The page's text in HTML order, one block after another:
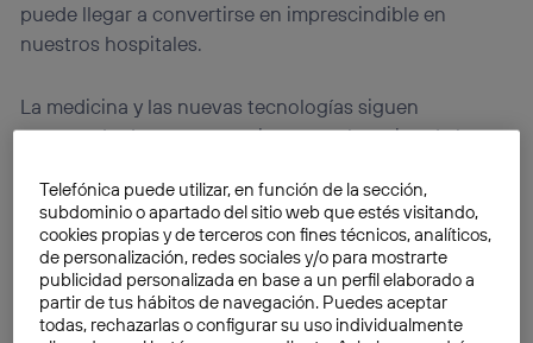
puede llegar a convertirse en imprescindible en
nuestros hospitales.
La medicina y las nuevas tecnologías siguen
avanzando de manera conjunta en el camino de la
del Fraunhofer Institute for Medical Image Computing
MEVIS, centro situado en Alemania, que han logrado
desarrollar una útil aplicación para cirugía.
Esta nuevaapppuede convertir a lastabletsen una
Telefónica puede utilizar, en función de la sección,
subdominio o apartado del sitio web que estés visitando,
cookies propias y de terceros con fines técnicos, analíticos,
de personalización, redes sociales y/o para mostrarte
publicidad personalizada en base a un perfil elaborado a
partir de tus hábitos de navegación. Puedes aceptar
todas, rechazarlas o configurar su uso individualmente